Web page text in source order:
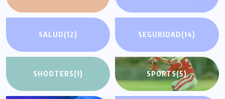
SALUD(12) SEGURIDAD(14)
SHOOTERS(1) SPORTS(5)